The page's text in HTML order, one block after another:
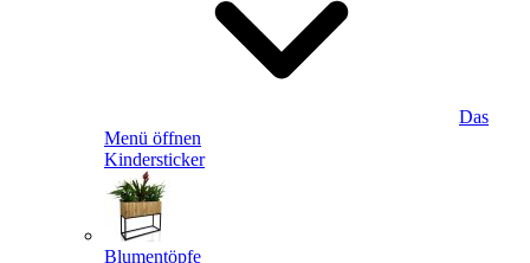
Das
Menü öffnen
Kindersticker
Blumentöpfe